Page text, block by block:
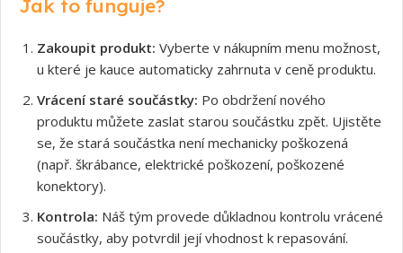
Jak to funguje?
Zakoupit produkt: Vyberte v nákupním menu možnost,
u které je kauce automaticky zahrnuta v ceně produktu.
Vrácení staré součástky: Po obdržení nového
produktu můžete zaslat starou součástku zpět. Ujistěte
se, že stará součástka není mechanicky poškozená
(např. škrábance, elektrické poškození, poškozené
konektory).
Kontrola: Náš tým provede důkladnou kontrolu vrácené
součástky, aby potvrdil její vhodnost k repasování.